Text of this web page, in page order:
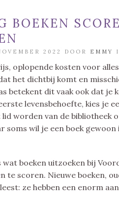
BOEKEN
2022 DOOR EMMY
oplopende kosten voor
het dichtbij komt en
betekent dit vaak ook dat je
levensbehoefte, kies je
lid worden van de
soms wil je een boek
boeken uitzoeken bij
n te scoren. Nieuwe boeken,
ze hebben een enorm